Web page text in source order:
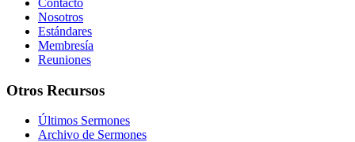
Contacto
Nosotros
Estándares
Membresía
Reuniones
Otros Recursos
Últimos Sermones
Archivo de Sermones